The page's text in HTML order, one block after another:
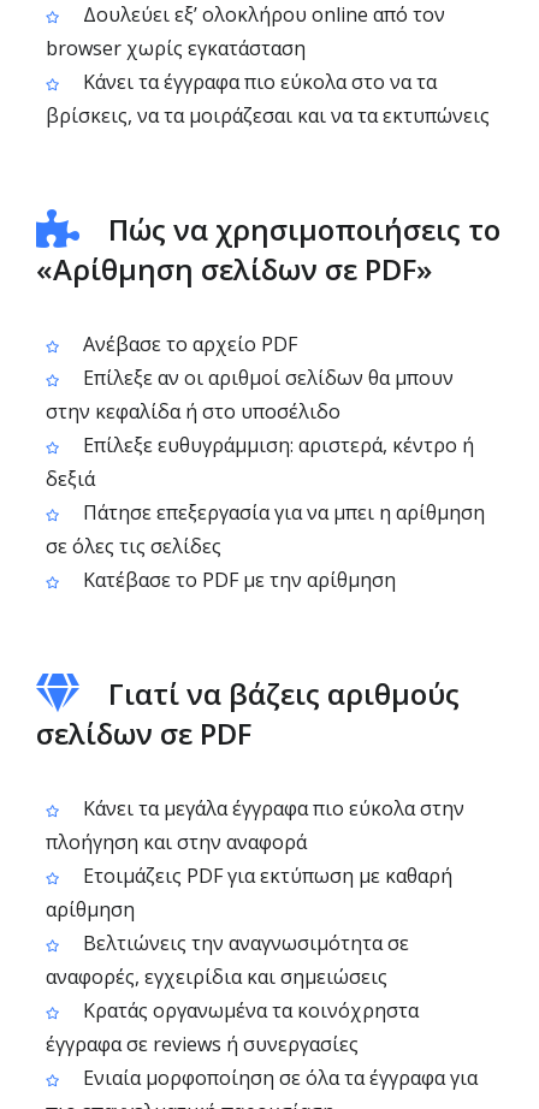
Δουλεύει εξ’ ολοκλήρου online από τον
browser χωρίς εγκατάσταση
Κάνει τα έγγραφα πιο εύκολα στο να τα
βρίσκεις, να τα μοιράζεσαι και να τα εκτυπώνεις
Πώς να χρησιμοποιήσεις το
«Αρίθμηση σελίδων σε PDF»
Ανέβασε το αρχείο PDF
Επίλεξε αν οι αριθμοί σελίδων θα μπουν
στην κεφαλίδα ή στο υποσέλιδο
Επίλεξε ευθυγράμμιση: αριστερά, κέντρο ή
δεξιά
Πάτησε επεξεργασία για να μπει η αρίθμηση
σε όλες τις σελίδες
Κατέβασε το PDF με την αρίθμηση
Γιατί να βάζεις αριθμούς
σελίδων σε PDF
Κάνει τα μεγάλα έγγραφα πιο εύκολα στην
πλοήγηση και στην αναφορά
Ετοιμάζεις PDF για εκτύπωση με καθαρή
αρίθμηση
Βελτιώνεις την αναγνωσιμότητα σε
αναφορές, εγχειρίδια και σημειώσεις
Κρατάς οργανωμένα τα κοινόχρηστα
έγγραφα σε reviews ή συνεργασίες
Ενιαία μορφοποίηση σε όλα τα έγγραφα για